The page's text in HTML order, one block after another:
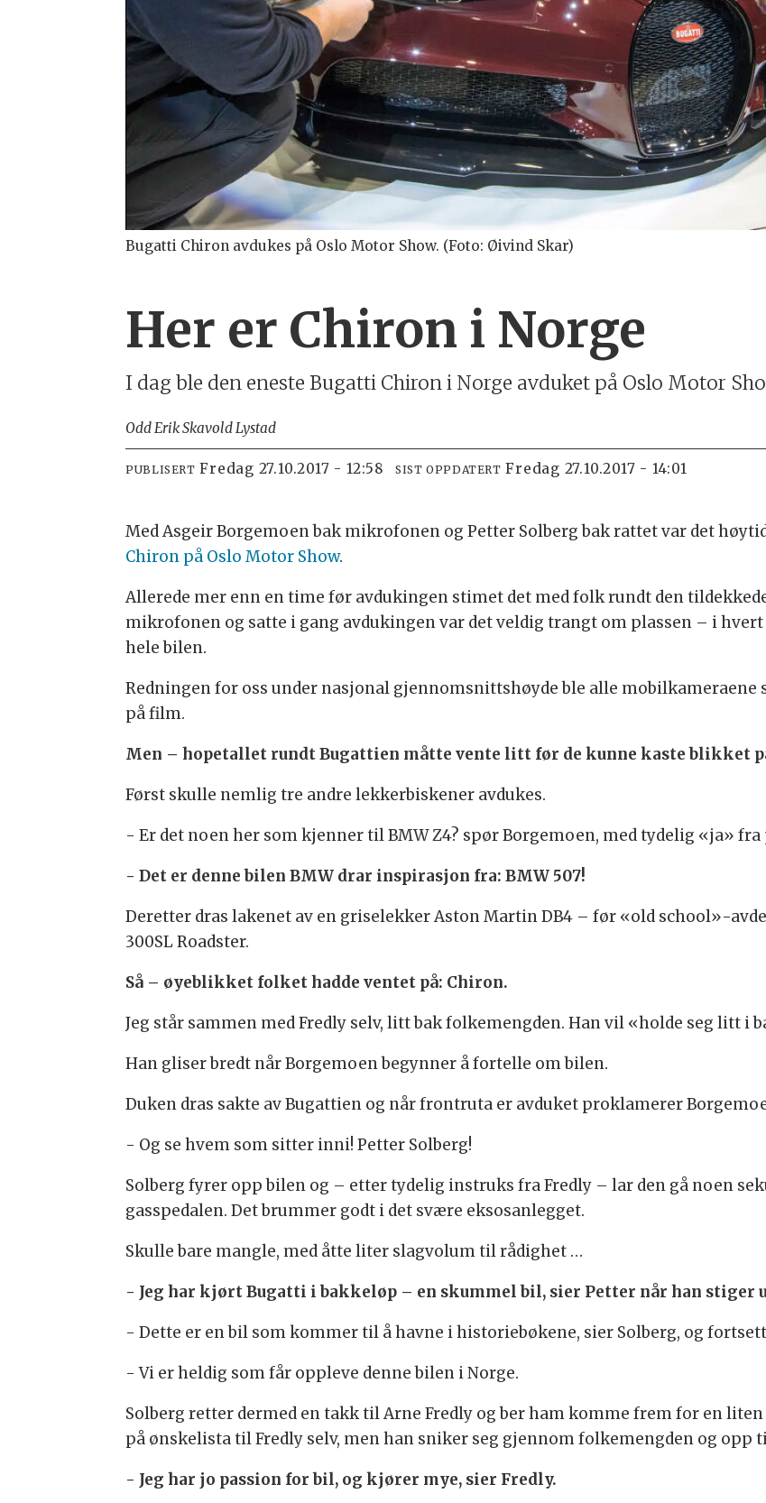
Bugatti Chiron avdukes på Oslo Motor Show. (Foto: Øivind Skar)
Her er Chiron i Norge
I dag ble den eneste Bugatti Chiron i Norge avduket på Oslo Motor
Odd Erik Skavold Lystad
PUBLISERT fredag 27.10.2017 - 12:58 SIST OPPDATERT fredag 27.10.2017 - 14:01
Med Asgeir Borgemoen bak mikrofonen og Petter Solberg bak rattet var det
Chiron på Oslo Motor Show.
Allerede mer enn en time før avdukingen stimet det med folk rundt den
mikrofonen og satte i gang avdukingen var det veldig trangt om plassen – i
hele bilen.
Redningen for oss under nasjonal gjennomsnittshøyde ble alle mobilkameraene
på film.
Men – hopetallet rundt Bugattien måtte vente litt før de kunne kaste blikket
Først skulle nemlig tre andre lekkerbiskener avdukes.
- Er det noen her som kjenner til BMW Z4? spør Borgemoen, med tydelig «ja»
- Det er denne bilen BMW drar inspirasjon fra: BMW 507!
Deretter dras lakenet av en griselekker Aston Martin DB4 – før «old school»-
300SL Roadster.
Så – øyeblikket folket hadde ventet på: Chiron.
Jeg står sammen med Fredly selv, litt bak folkemengden. Han vil «holde seg litt i
Han gliser bredt når Borgemoen begynner å fortelle om bilen.
Duken dras sakte av Bugattien og når frontruta er avduket proklamerer
- Og se hvem som sitter inni! Petter Solberg!
Solberg fyrer opp bilen og – etter tydelig instruks fra Fredly – lar den gå noen
gasspedalen. Det brummer godt i det svære eksosanlegget.
Skulle bare mangle, med åtte liter slagvolum til rådighet …
- Jeg har kjørt Bugatti i bakkeløp – en skummel bil, sier Petter når han stiger
- Dette er en bil som kommer til å havne i historiebøkene, sier Solberg, og
- Vi er heldig som får oppleve denne bilen i Norge.
Solberg retter dermed en takk til Arne Fredly og ber ham komme frem for en
på ønskelista til Fredly selv, men han sniker seg gjennom folkemengden og opp
- Jeg har jo passion for bil, og kjører mye, sier Fredly.